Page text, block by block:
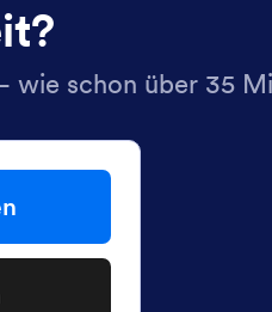
wie schon über 35